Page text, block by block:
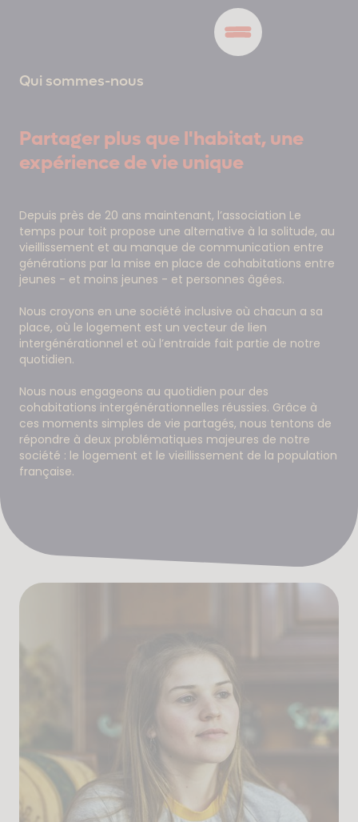
Qui sommes-nous
Partager plus que l'habitat, une
expérience de vie unique
Depuis près de 20 ans maintenant, l’association Le
temps pour toit propose une alternative à la solitude, au
vieillissement et au manque de communication entre
générations par la mise en place de cohabitations entre
jeunes - et moins jeunes - et personnes âgées.
Nous croyons en une société inclusive où chacun a sa
place, où le logement est un vecteur de lien
intergénérationnel et où l’entraide fait partie de notre
quotidien.
Nous nous engageons au quotidien pour des
cohabitations intergénérationnelles réussies. Grâce à
ces moments simples de vie partagés, nous tentons de
répondre à deux problématiques majeures de notre
société : le logement et le vieillissement de la population
française.